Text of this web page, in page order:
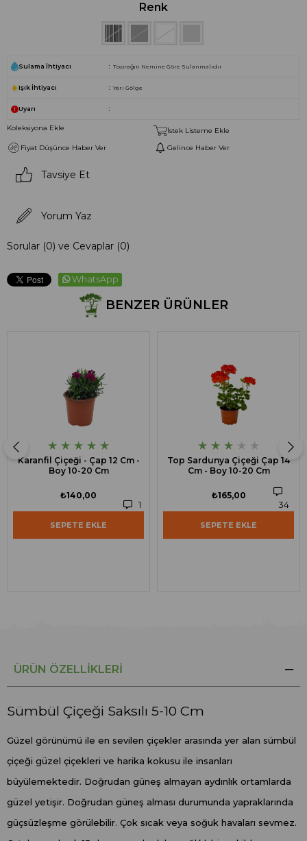
Renk
Sulama İhtiyacı Toprağın Nemine Göre Sulanmalıdır
Işık İhtiyacı Yarı Gölge
Uyarı
Koleksiyona Ekle
İstek Listeme Ekle
Fiyat Düşünce Haber Ver
Gelince Haber Ver
Tavsiye Et
Yorum Yaz
Sorular (0) ve Cevaplar (0)
WhatsApp
BENZER ÜRÜNLER
★ ★ ★ ★ ★
Karanfil Çiçeği - Çap 12 Cm -
Boy 10-20 Cm
1
₺140,00
SEPETE EKLE
★ ★ ★ ★ ★
Top Sardunya Çiçeği Çap 14
Cm - Boy 10-20 Cm
34
₺165,00
SEPETE EKLE
ÜRÜN ÖZELLIKLERI
Sümbül Çiçeği Saksılı 5-10 Cm
Güzel görünümü ile en sevilen çiçekler arasında yer alan sümbül
çiçeği güzel çiçekleri ve harika kokusu ile insanları
büyülemektedir. Doğrudan güneş almayan aydınlık ortamlarda
güzel yetişir. Doğrudan güneş alması durumunda yapraklarında
güçsüzleşme görülebilir. Çok sıcak veya soğuk havaları sevmez.